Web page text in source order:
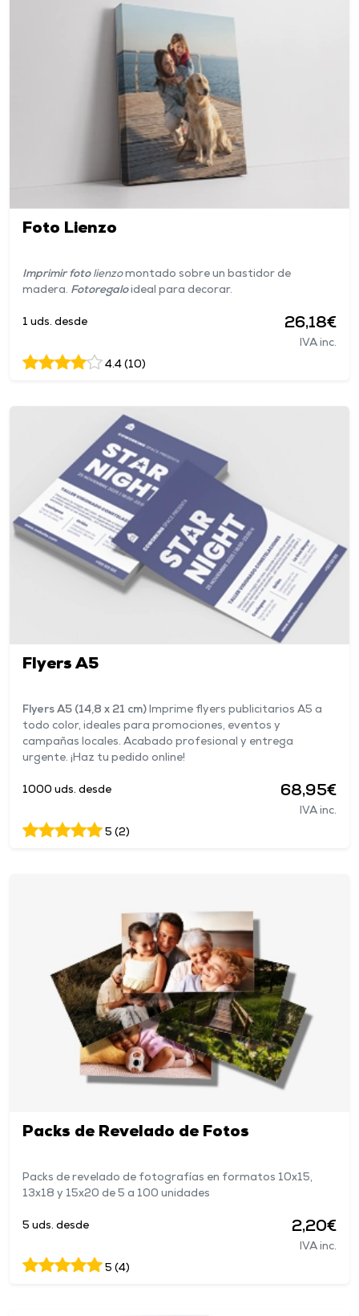
Foto Lienzo
Imprimir fotolienzomontado sobre un bastidor de
madera. Fotoregaloideal para decorar.
1 uds. desde 26,18€
IVA inc.
4.4 (10)
Flyers A5
Flyers A5 (14,8 x 21 cm)Imprime flyers publicitarios A5 a
todo color, ideales para promociones, eventos y
campañas locales. Acabado profesional y entrega
urgente. ¡Haz tu pedido online!
1000 uds. desde 68,95€
IVA inc.
5 (2)
Packs de Revelado de Fotos
Packs de revelado de fotografías en formatos 10x15,
13x18 y 15x20 de 5 a 100 unidades
5 uds. desde 2,20€
IVA inc.
5 (4)